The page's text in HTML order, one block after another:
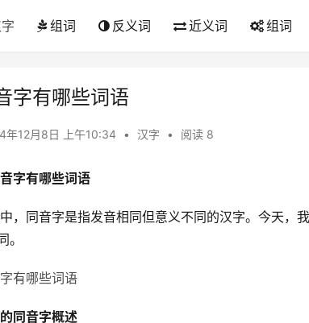
组词 反义词 近义词 组词
字有哪些词语
年12月8日 上午10:34 • 汉字 • 阅读 8
字有哪些词语
同音字是指发音相同但意义不同的汉字。今天，我
。
同音字概述